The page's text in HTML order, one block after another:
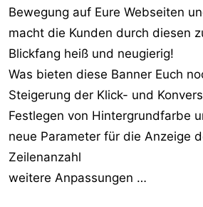
Bewegung auf Eure Webseiten
macht die Kunden durch diesen
Blickfang heiß und neugierig!
Was bieten diese Banner Euch
Steigerung der Klick- und
Festlegen von Hintergrundfarbe
neue Parameter für die Anzeige
Zeilenanzahl
weitere Anpassungen …